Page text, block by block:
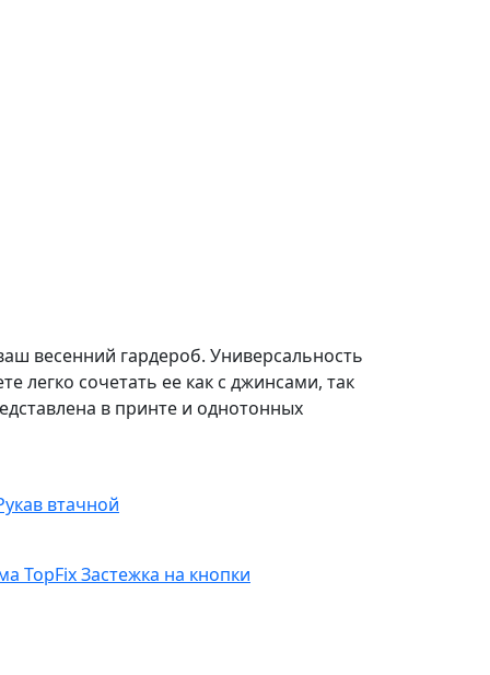
весенний гардероб. Универсальность
легко сочетать ее как с джинсами, так
в принте и однотонных
втачной
TopFixЗастежка на кнопки